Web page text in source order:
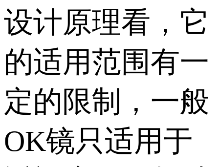
设计原理看，它
的适用范围有一
定的限制，一般
OK镜只适用于